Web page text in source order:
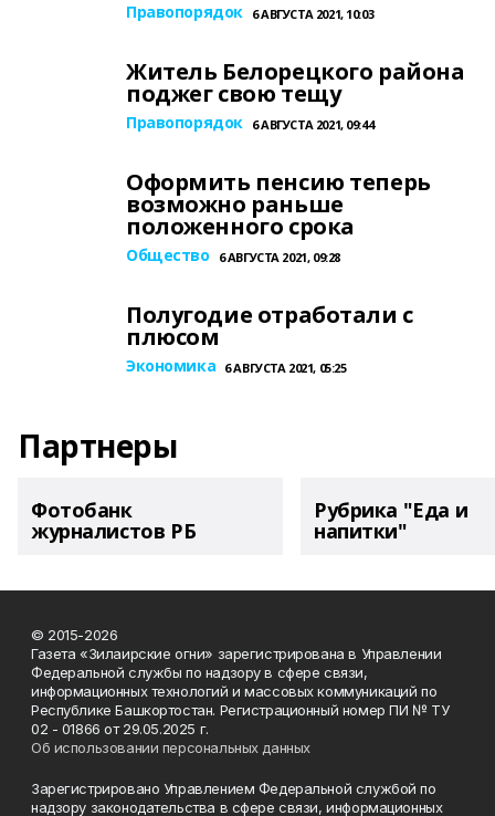
Правопорядок 6 АВГУСТА 2021, 10:03
Житель Белорецкого района
поджег свою тещу
Правопорядок 6 АВГУСТА 2021, 09:44
Оформить пенсию теперь
возможно раньше
положенного срока
Общество 6 АВГУСТА 2021, 09:28
Полугодие отработали с
плюсом
Экономика 6 АВГУСТА 2021, 05:25
Партнеры
Фотобанк
журналистов РБ
Рубрика "Еда и
напитки"
© 2015-2026
Газета «Зилаирские огни» зарегистрирована в Управлении
Федеральной службы по надзору в сфере связи,
информационных технологий и массовых коммуникаций по
Республике Башкортостан. Регистрационный номер ПИ № ТУ
02 - 01866 от 29.05.2025 г.
Об использовании персональных данных
Зарегистрировано Управлением Федеральной службой по
надзору законодательства в сфере связи, информационных